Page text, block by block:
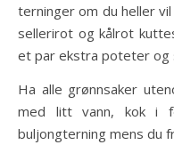
terninger om du heller
sellerirot og kålrot
et par ekstra poteter
Ha alle grønnsaker
med litt vann, kok i
buljongterning mens du